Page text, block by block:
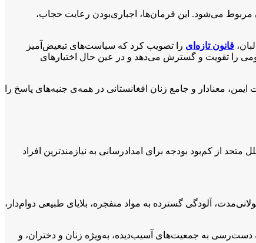
زنان مربوط می‌شود. این فرمان‌ها، اجباری‌بودن رعایت حجاب،
قانون تازه‌ای را تصویب کرد که سیاست‌های تبعیض‌آمیز
را تقویت و گسترش می‌دهد و در عین حال اختیارهای
معنادار و جامع زنان افغانستانی در همه‌ی جنبه‌های پاسخ را
از کم‌بود بودجه برای امدادرسانی به نیازمندترین افراد
آلودگی گسترده به مواد منفجره، بلایای طبیعی دوام‌دار،
به جمعیت‌های آسیب‌دیده، به‌ویژه زنان و دختران، و